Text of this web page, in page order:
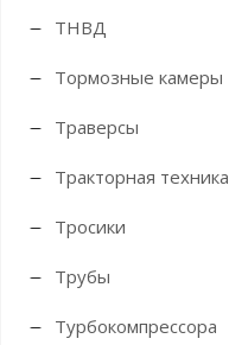
ТНВД
Тормозные камеры
Траверсы
Тракторная техника
Тросики
Трубы
Турбокомпрессора